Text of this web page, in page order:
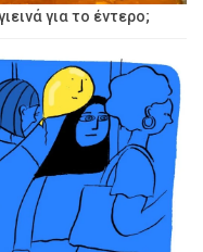
για το έντερο;